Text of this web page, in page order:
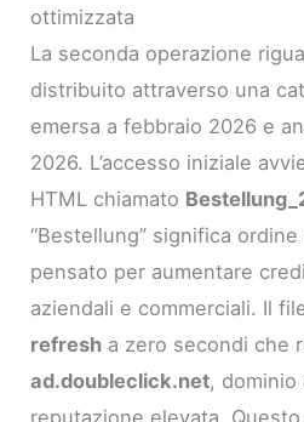
ottimizzata
La seconda operazione
distribuito attraverso una
emersa a febbraio 2026 e
2026. L’accesso iniziale
HTML chiamato
“Bestellung” significa
pensato per aumentare
aziendali e commerciali. Il
refresh a zero secondi che
ad.doubleclick.net, dominio